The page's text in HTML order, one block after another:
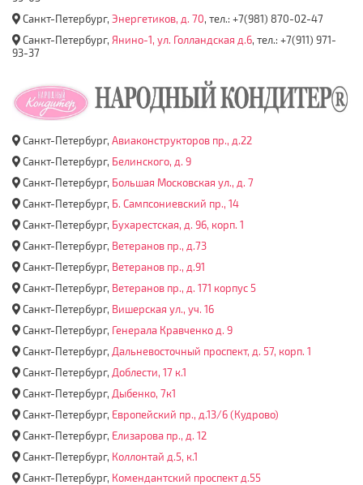
Санкт-Петербург, Энергетиков, д. 70, тел.: +7(981) 870-02-47
Санкт-Петербург, Янино-1, ул. Голландская д.6, тел.: +7(911) 971-
93-37
Санкт-Петербург, Авиаконструкторов пр., д.22
Санкт-Петербург, Белинского, д. 9
Санкт-Петербург, Большая Московская ул., д. 7
Санкт-Петербург, Б. Сампсониевский пр., 14
Санкт-Петербург, Бухарестская, д. 96, корп. 1
Санкт-Петербург, Ветеранов пр., д.73
Санкт-Петербург, Ветеранов пр., д.91
Санкт-Петербург, Ветеранов пр., д. 171 корпус 5
Санкт-Петербург, Вишерская ул., уч. 16
Санкт-Петербург, Генерала Кравченко д. 9
Санкт-Петербург, Дальневосточный проспект, д. 57, корп. 1
Санкт-Петербург, Доблести, 17 к.1
Санкт-Петербург, Дыбенко, 7к1
Санкт-Петербург, Европейский пр., д.13/6 (Кудрово)
Санкт-Петербург, Елизарова пр., д. 12
Санкт-Петербург, Коллонтай д.5, к.1
Санкт-Петербург, Комендантский проспект д.55